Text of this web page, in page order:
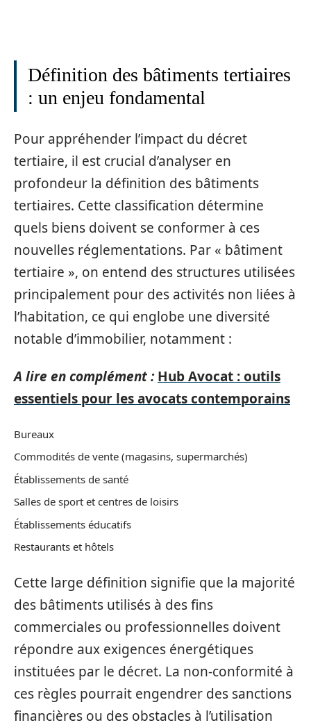
Définition des bâtiments tertiaires
: un enjeu fondamental
Pour appréhender l’impact du décret
tertiaire, il est crucial d’analyser en
profondeur la définition des bâtiments
tertiaires. Cette classification détermine
quels biens doivent se conformer à ces
nouvelles réglementations. Par « bâtiment
tertiaire », on entend des structures utilisées
principalement pour des activités non liées à
l’habitation, ce qui englobe une diversité
notable d’immobilier, notamment :
A lire en complément : Hub Avocat : outils
essentiels pour les avocats contemporains
Bureaux
Commodités de vente (magasins, supermarchés)
Établissements de santé
Salles de sport et centres de loisirs
Établissements éducatifs
Restaurants et hôtels
Cette large définition signifie que la majorité
des bâtiments utilisés à des fins
commerciales ou professionnelles doivent
répondre aux exigences énergétiques
instituées par le décret. La non-conformité à
ces règles pourrait engendrer des sanctions
financières ou des obstacles à l’utilisation